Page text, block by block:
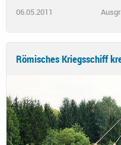
06.05.2011
Römisches Kriegsschiff